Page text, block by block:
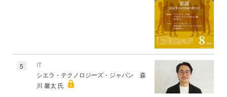
5
IT
シエラ・テクノロジーズ・ジャパン 森
川 馨太 氏